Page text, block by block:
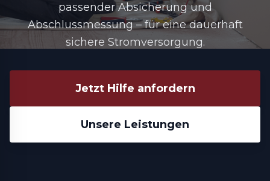
passender Absicherung und
Abschlussmessung – für eine dauerhaft
sichere Stromversorgung.
Jetzt Hilfe anfordern
Unsere Leistungen